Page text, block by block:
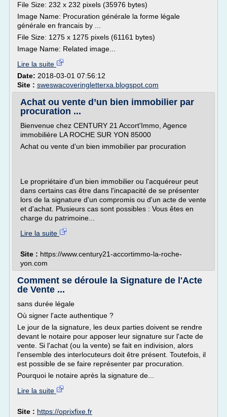
File Size: 232 x 232 pixels (35976 bytes)
Image Name: Procuration générale la forme légale
générale en francais by ...
File Size: 1275 x 1275 pixels (61161 bytes)
Image Name: Related image...
Lire la suite
Date: 2018-03-01 07:56:12
Site : sweswacoveringletterxa.blogspot.com
Achat ou vente d’un bien immobilier par
procuration ...
Bienvenue chez CENTURY 21 Accort'Immo, Agence
immobilière LA ROCHE SUR YON 85000
Achat ou vente d'un bien immobilier par procuration
Le propriétaire d'un bien immobilier ou l'acquéreur peut
dans certains cas être dans l'incapacité de se présenter
lors de la signature d'un compromis ou d'un acte de vente
et d'achat. Plusieurs cas sont possibles : Vous êtes en
charge du patrimoine...
Lire la suite
Site : https://www.century21-accortimmo-la-roche-
yon.com
Comment se déroule la Signature de l'Acte
de Vente ...
sans durée légale
Où signer l'acte authentique ?
Le jour de la signature, les deux parties doivent se rendre
devant le notaire pour apposer leur signature sur l'acte de
vente. Si l'achat (ou la vente) se fait en indivision, alors
l'ensemble des interlocuteurs doit être présent. Toutefois, il
est possible de se faire représenter par procuration.
Pourquoi le notaire après la signature de...
Lire la suite
Site : https://oprixfixe.fr